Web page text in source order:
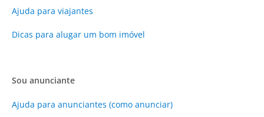
Ajuda para viajantes
Dicas para alugar um bom imóvel
Sou anunciante
Ajuda para anunciantes (como anunciar)